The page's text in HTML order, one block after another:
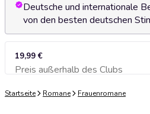
Deutsche und internationale
von den besten deutschen
19,99 €
Preis außerhalb des Clubs
Zum Warenkorb
Startseite Romane Frauenromane